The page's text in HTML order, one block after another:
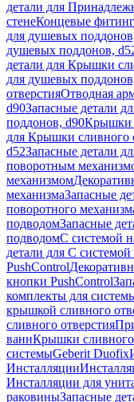
детали для
стенеКонцевые
для душевых
душевых поддонов,
детали для Крышки
для душевых
отверстияОтводная
d90Запасные детали
поддонов, d90Крышки
для Крышки сливного
d52Запасные детали
поворотным
механизмом
механизмаЗапасные
поворотного
подводомЗапасные
подводомС системой
детали для С
PushControl
кнопки PushControl
комплекты для
крышкой сливного
сливного отверстия
ваннКрышки сливного
системыGeberit Duofix
Инсталляции
Инсталляции для
раковиныЗапасные